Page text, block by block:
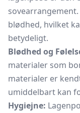
sovearrangement.
blødhed, hvilket
betydeligt.
Blødhed og
materialer som
materialer er
umiddelbart kan
Hygiejne: